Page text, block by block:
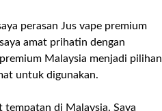
perasan Jus vape premium
amat prihatin dengan
Malaysia menjadi pilihan
untuk digunakan.
di Malaysia. Saya